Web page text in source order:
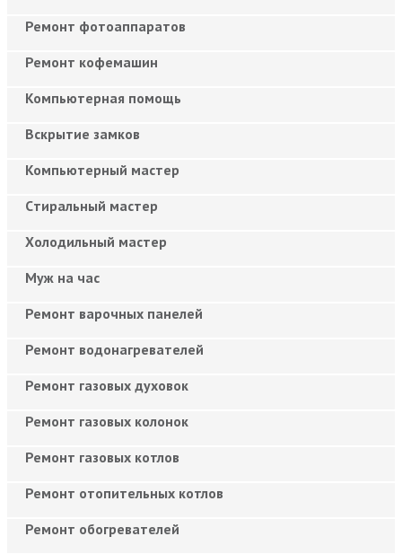
Ремонт фотоаппаратов
Ремонт кофемашин
Компьютерная помощь
Вскрытие замков
Компьютерный мастер
Cтиральный мастер
Холодильный мастер
Муж на час
Ремонт варочных панелей
Ремонт водонагревателей
Ремонт газовых духовок
Ремонт газовых колонок
Ремонт газовых котлов
Ремонт отопительных котлов
Ремонт обогревателей